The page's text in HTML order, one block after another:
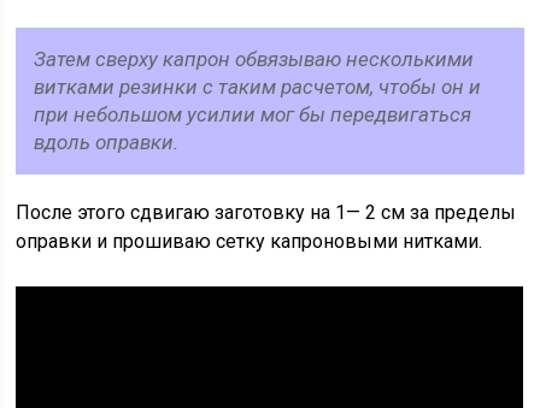
Затем сверху капрон обвязываю несколькими
витками резинки с таким расчетом, чтобы он и
при небольшом усилии мог бы передвигаться
вдоль оправки.
После этого сдвигаю заготовку на 1— 2 см за пределы
оправки и прошиваю сетку капроновыми нитками.